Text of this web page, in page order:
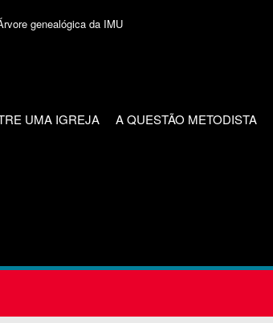
genealógica da IMU
UMA IGREJA A QUESTÃO METODISTA